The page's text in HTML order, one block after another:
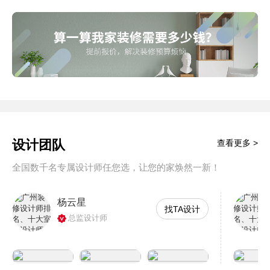
设计团队
全国数千名专属设计师任您选，让您的家焕然一新！
查看更多 >
杨云星
总监设计师
找TA设计